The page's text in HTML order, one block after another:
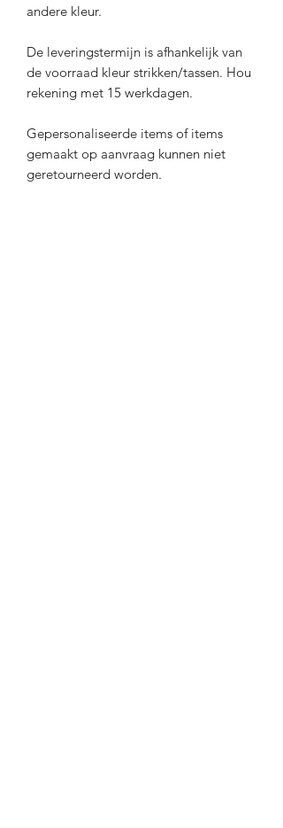
andere kleur.
De leveringstermijn is afhankelijk van
de voorraad kleur strikken/tassen. Hou
rekening met 15 werkdagen.
Gepersonaliseerde items of items
gemaakt op aanvraag kunnen niet
geretourneerd worden.